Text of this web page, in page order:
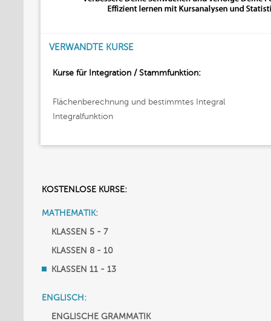
VERWANDTE KURSE
Kurse für Integration / Stammfunktion:
Flächenberechnung und bestimmtes Integral
Integralfunktion
KOSTENLOSE KURSE:
MATHEMATIK:
KLASSEN 5 - 7
KLASSEN 8 - 10
KLASSEN 11 - 13
ENGLISCH:
ENGLISCHE GRAMMATIK